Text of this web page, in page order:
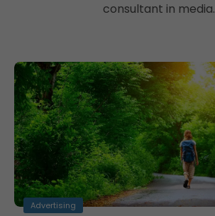
consultant in media.
Advertising